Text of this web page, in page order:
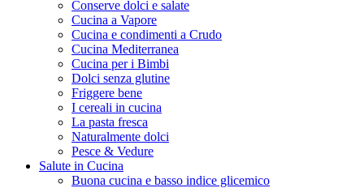
Conserve dolci e salate
Cucina a Vapore
Cucina e condimenti a Crudo
Cucina Mediterranea
Cucina per i Bimbi
Dolci senza glutine
Friggere bene
I cereali in cucina
La pasta fresca
Naturalmente dolci
Pesce & Vedure
Salute in Cucina
Buona cucina e basso indice glicemico